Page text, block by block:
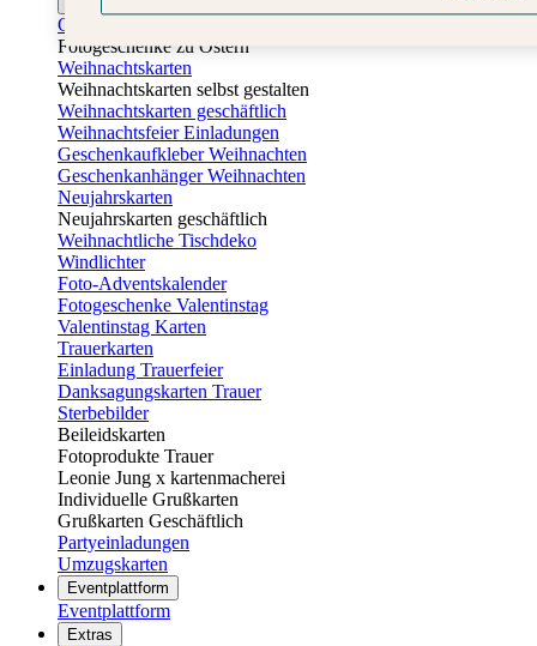
Osterkarten
Fotogeschenke zu Ostern
Weihnachtskarten
Weihnachtskarten selbst gestalten
Weihnachtskarten geschäftlich
Weihnachtsfeier Einladungen
Geschenkaufkleber Weihnachten
Geschenkanhänger Weihnachten
Neujahrskarten
Neujahrskarten geschäftlich
Weihnachtliche Tischdeko
Windlichter
Foto-Adventskalender
Fotogeschenke Valentinstag
Valentinstag Karten
Trauerkarten
Einladung Trauerfeier
Danksagungskarten Trauer
Sterbebilder
Beileidskarten
Fotoprodukte Trauer
Leonie Jung x kartenmacherei
Individuelle Grußkarten
Grußkarten Geschäftlich
Partyeinladungen
Umzugskarten
Eventplattform
Eventplattform
Extras